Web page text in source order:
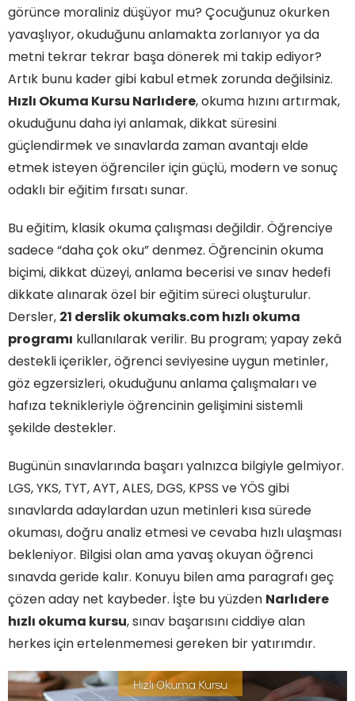
görünce moraliniz düşüyor mu? Çocuğunuz okurken
yavaşlıyor, okuduğunu anlamakta zorlanıyor ya da
metni tekrar tekrar başa dönerek mi takip ediyor?
Artık bunu kader gibi kabul etmek zorunda değilsiniz.
Hızlı Okuma Kursu Narlıdere, okuma hızını artırmak,
okuduğunu daha iyi anlamak, dikkat süresini
güçlendirmek ve sınavlarda zaman avantajı elde
etmek isteyen öğrenciler için güçlü, modern ve sonuç
odaklı bir eğitim fırsatı sunar.
Bu eğitim, klasik okuma çalışması değildir. Öğrenciye
sadece “daha çok oku” denmez. Öğrencinin okuma
biçimi, dikkat düzeyi, anlama becerisi ve sınav hedefi
dikkate alınarak özel bir eğitim süreci oluşturulur.
Dersler, 21 derslik okumaks.com hızlı okuma
programı kullanılarak verilir. Bu program; yapay zekâ
destekli içerikler, öğrenci seviyesine uygun metinler,
göz egzersizleri, okuduğunu anlama çalışmaları ve
hafıza teknikleriyle öğrencinin gelişimini sistemli
şekilde destekler.
Bugünün sınavlarında başarı yalnızca bilgiyle gelmiyor.
LGS, YKS, TYT, AYT, ALES, DGS, KPSS ve YÖS gibi
sınavlarda adaylardan uzun metinleri kısa sürede
okuması, doğru analiz etmesi ve cevaba hızlı ulaşması
bekleniyor. Bilgisi olan ama yavaş okuyan öğrenci
sınavda geride kalır. Konuyu bilen ama paragrafı geç
çözen aday net kaybeder. İşte bu yüzden Narlıdere
hızlı okuma kursu, sınav başarısını ciddiye alan
herkes için ertelenmemesi gereken bir yatırımdır.